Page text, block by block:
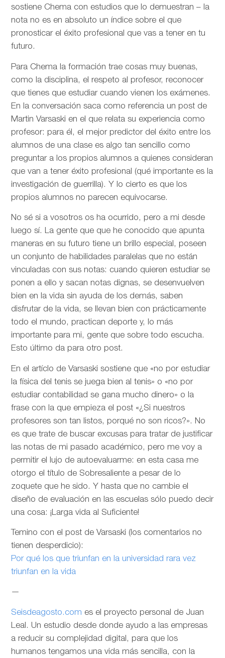
sostiene Chema con estudios que lo demuestran – la
nota no es en absoluto un índice sobre el que
pronosticar el éxito profesional que vas a tener en tu
futuro.
Para Chema la formación trae cosas muy buenas,
como la disciplina, el respeto al profesor, reconocer
que tienes que estudiar cuando vienen los exámenes.
En la conversación saca como referencia un post de
Martin Varsaski en el que relata su experiencia como
profesor: para él, el mejor predictor del éxito entre los
alumnos de una clase es algo tan sencillo como
preguntar a los propios alumnos a quienes consideran
que van a tener éxito profesional (qué importante es la
investigación de guerrilla). Y lo cierto es que los
propios alumnos no parecen equivocarse.
No sé si a vosotros os ha ocurrido, pero a mi desde
luego sí. La gente que que he conocido que apunta
maneras en su futuro tiene un brillo especial, poseen
un conjunto de habilidades paralelas que no están
vinculadas con sus notas: cuando quieren estudiar se
ponen a ello y sacan notas dignas, se desenvuelven
bien en la vida sin ayuda de los demás, saben
disfrutar de la vida, se llevan bien con prácticamente
todo el mundo, practican deporte y, lo más
importante para mi, gente que sobre todo escucha.
Esto último da para otro post.
En el artíclo deVarsaski sostiene que «no por estudiar
la física del tenis se juega bien al tenis» o «no por
estudiar contabilidad se gana mucho dinero» o la
frase con la que empieza el post «¿Si nuestros
profesores son tan listos, porqué no son ricos?». No
es que trate de buscar excusas para tratar de justificar
las notas de mi pasado académico, pero me voy a
permitir el lujo de autoevaluarme: en esta casa me
otorgo el título de Sobresaliente a pesar de lo
zoquete que he sido. Y hasta que no cambie el
diseño de evaluación en las escuelas sólo puedo decir
una cosa: ¡Larga vida al Suficiente!
Temino con el post de Varsaski (los comentarios no
tienen desperdicio):
Por qué los que triunfan en la universidad rara vez
triunfan en la vida
—
Seisdeagosto.com es el proyecto personal de Juan
Leal. Un estudio desde donde ayudo a las empresas
a reducir su complejidad digital, para que los
humanos tengamos una vida más sencilla, con la